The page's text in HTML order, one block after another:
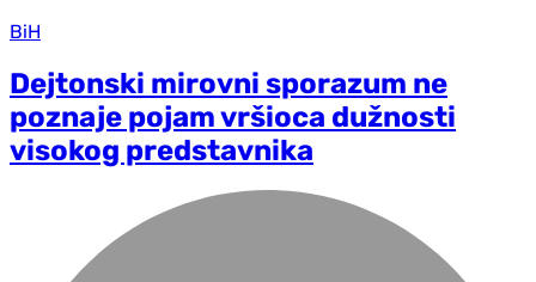
BiH
Dejtonski mirovni sporazum ne
poznaje pojam vršioca dužnosti
visokog predstavnika